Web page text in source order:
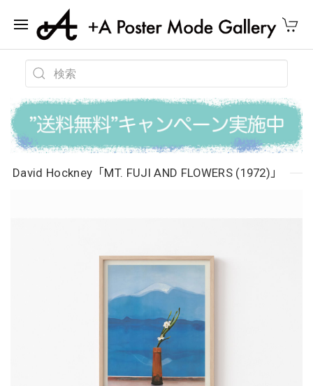
David Hockney「MT. FUJI AND FLOWERS (1972)」